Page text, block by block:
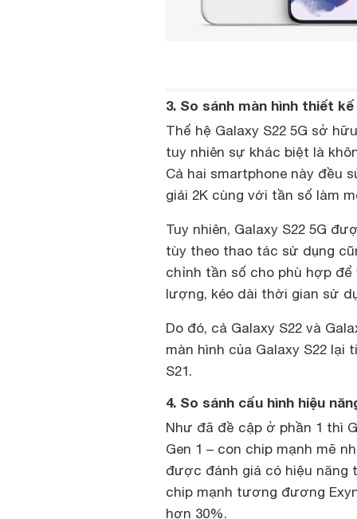
3. So sánh màn hình thiết kế
Thế hệ Galaxy S22 5G sở
tuy nhiên sự khác biệt là
Cả hai smartphone này đều
giải 2K cùng với tần số làm
Tuy nhiên, Galaxy S22 5G
tùy theo thao tác sử dụng
chỉnh tần số cho phù hợp
lượng, kéo dài thời gian sử
Do đó, cả Galaxy S22 và
màn hình của Galaxy S22
S21.
4. So sánh cấu hình hiệu
Như đã đề cập ở phần 1 thì
Gen 1 – con chip mạnh mẽ
được đánh giá có hiệu năng
chip mạnh tương đương
hơn 30%.